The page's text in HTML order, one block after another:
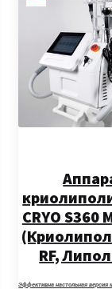
CRYO S360
RF,
Эффективна настольная версия